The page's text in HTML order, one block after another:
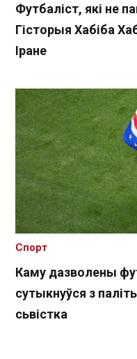
Футбаліст, які не
Гісторыя Хабіба
Іране
Каму дазволены
сутыкнуўся з
сьвістка
Спорт